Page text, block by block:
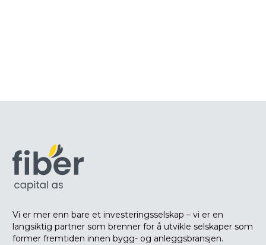
Vi er mer enn bare et investeringsselskap – vi er en
langsiktig partner som brenner for å utvikle selskaper som
former fremtiden innen bygg- og anleggsbransjen.